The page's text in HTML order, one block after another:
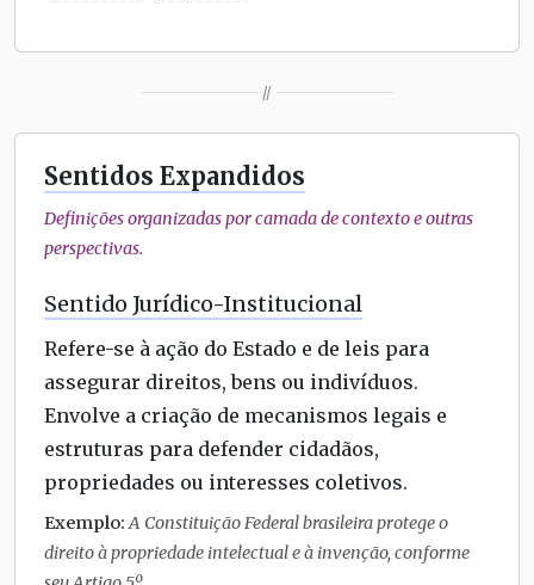
//
Sentidos Expandidos
Definições organizadas por camada de contexto e outras
perspectivas.
Sentido Jurídico-Institucional
Refere-se à ação do Estado e de leis para
assegurar direitos, bens ou indivíduos.
Envolve a criação de mecanismos legais e
estruturas para defender cidadãos,
propriedades ou interesses coletivos.
Exemplo:A Constituição Federal brasileira protege o
direito à propriedade intelectual e à invenção, conforme